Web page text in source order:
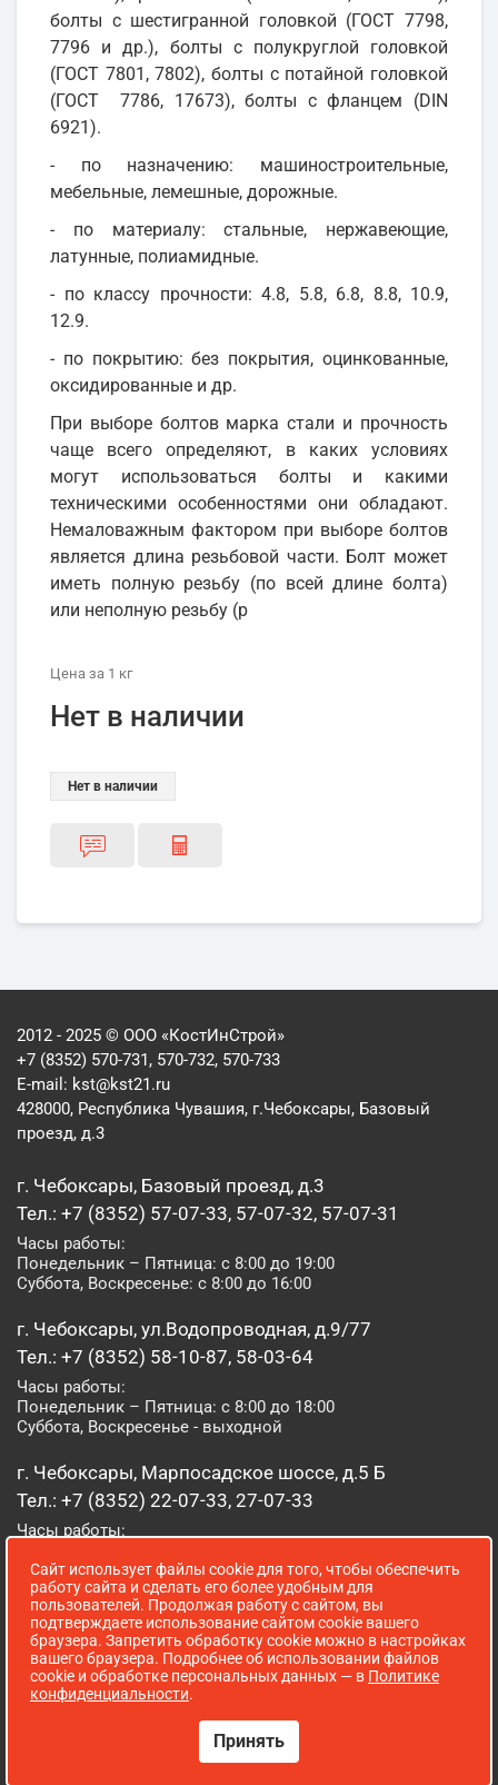
болты с шестигранной головкой (ГОСТ 7798,
7796 и др.), болты с полукруглой головкой
(ГОСТ 7801, 7802), болты с потайной головкой
(ГОСТ 7786, 17673), болты с фланцем (DIN
6921).
- по назначению: машиностроительные,
мебельные, лемешные, дорожные.
- по материалу: стальные, нержавеющие,
латунные, полиамидные.
- по классу прочности: 4.8, 5.8, 6.8, 8.8, 10.9,
12.9.
- по покрытию: без покрытия, оцинкованные,
оксидированные и др.
При выборе болтов марка стали и прочность
чаще всего определяют, в каких условиях
могут использоваться болты и какими
техническими особенностями они обладают.
Немаловажным фактором при выборе болтов
является длина резьбовой части. Болт может
иметь полную резьбу (по всей длине болта)
или неполную резьбу (р
Цена за 1 кг
Нет в наличии
Нет в наличии
2012 - 2025 © ООО «КостИнСтрой»
+7 (8352) 570-731, 570-732, 570-733
E-mail: kst@kst21.ru
428000, Республика Чувашия, г.Чебоксары, Базовый
проезд, д.3
г. Чебоксары, Базовый проезд, д.3
Тел.: +7 (8352) 57-07-33, 57-07-32, 57-07-31
Часы работы:
Понедельник – Пятница: с 8:00 до 19:00
Суббота, Воскресенье: с 8:00 до 16:00
г. Чебоксары, ул.Водопроводная, д.9/77
Тел.: +7 (8352) 58-10-87, 58-03-64
Часы работы:
Понедельник – Пятница: с 8:00 до 18:00
Суббота, Воскресенье - выходной
г. Чебоксары, Марпосадское шоссе, д.5 Б
Тел.: +7 (8352) 22-07-33, 27-07-33
Часы работы:
Суббота, Воскресенье: с 8:00 до 16:00
г. Йошкар-Ола, ул. Луначарского, д. 52 А
Тел.: (8362) 41-07-31
Часы работы:
Понедельник – Пятница: с 8:00 до 18:00
Сопровождение сайта WebStroy
Сайт использует файлы cookie для того, чтобы обеспечить
работу сайта и сделать его более удобным для
пользователей. Продолжая работу с сайтом, вы
подтверждаете использование сайтом cookie вашего
браузера. Запретить обработку cookie можно в настройках
вашего браузера. Подробнее об использовании файлов
cookie и обработке персональных данных — в Политике
конфиденциальности.
Принять